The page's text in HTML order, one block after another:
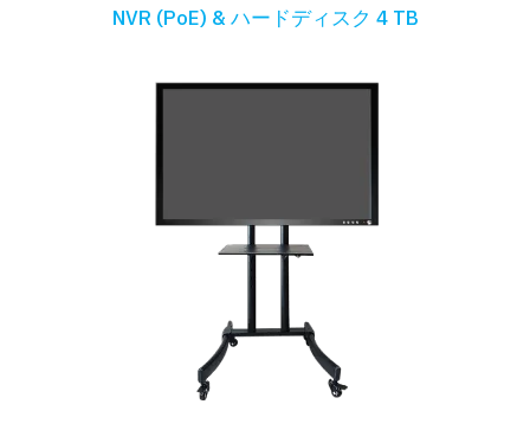
NVR (PoE) & ハードディスク 4 TB